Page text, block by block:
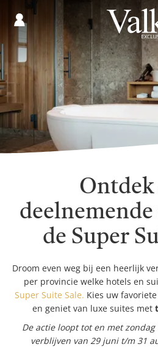
Registreren
Gespaard €
Ontdek
deelnemende
de Super
Droom even weg bij een heerlijk
per provincie welke hotels en
Super Suite Sale. Kies uw
en geniet van luxe suites met
De actie loopt tot en met
verblijven van 29 juni t/m 31